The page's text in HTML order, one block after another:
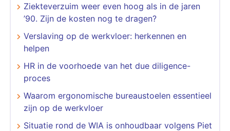
Ziekteverzuim weer even hoog als in de jaren
’90. Zijn de kosten nog te dragen?
Verslaving op de werkvloer: herkennen en
helpen
HR in de voorhoede van het due diligence-
proces
Waarom ergonomische bureaustoelen essentieel
zijn op de werkvloer
Situatie rond de WIA is onhoudbaar volgens Piet